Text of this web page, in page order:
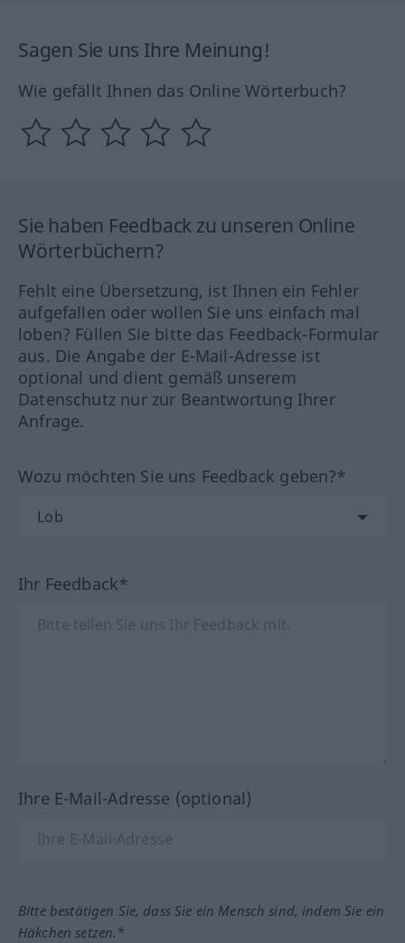
Sagen Sie uns Ihre Meinung!
Wie gefällt Ihnen das Online Wörterbuch?
Sie haben Feedback zu unseren Online
Wörterbüchern?
Fehlt eine Übersetzung, ist Ihnen ein Fehler
aufgefallen oder wollen Sie uns einfach mal
loben? Füllen Sie bitte das Feedback-Formular
aus. Die Angabe der E-Mail-Adresse ist
optional und dient gemäß unserem
Datenschutz nur zur Beantwortung Ihrer
Anfrage.
Wozu möchten Sie uns Feedback geben?*
Ihr Feedback*
Ihre E-Mail-Adresse (optional)
Bitte bestätigen Sie, dass Sie ein Mensch sind, indem Sie ein
Häkchen setzen.*